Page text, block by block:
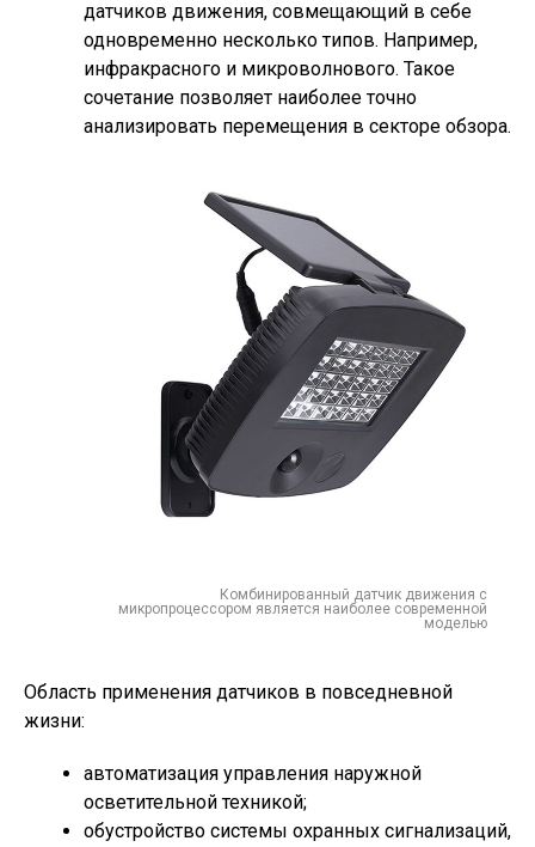
датчиков движения, совмещающий в себе
одновременно несколько типов. Например,
инфракрасного и микроволнового. Такое
сочетание позволяет наиболее точно
анализировать перемещения в секторе обзора.
Комбинированный датчик движения с
микропроцессором является наиболее современной
моделью
Область применения датчиков в повседневной
жизни:
автоматизация управления наружной
осветительной техникой;
обустройство системы охранных сигнализаций,